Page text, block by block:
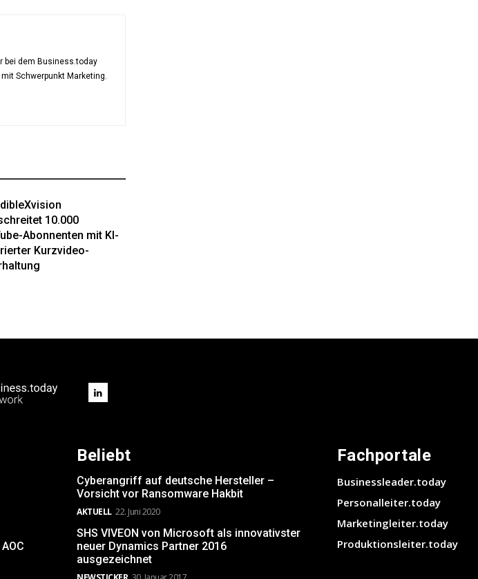
bei dem Business.today
Schwerpunkt Marketing.
10.000
Abonnenten mit KI-
Kurzvideo-
Beliebt
Cyberangriff auf deutsche Hersteller –
Vorsicht vor Ransomware Hakbit
AKTUELL 22. Juni 2020
SHS VIVEON von Microsoft als innovativster
neuer Dynamics Partner 2016
ausgezeichnet
Fachportale
Businessleader.today
Personalleiter.today
Marketingleiter.today
Produktionsleiter.today